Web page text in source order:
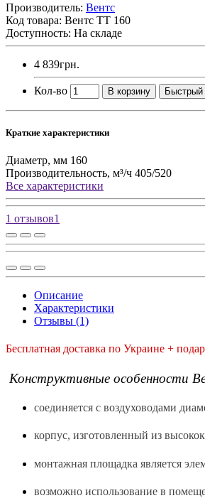
Производитель: Вентс
Код товара: Вентс ТТ 160
Доступность: На складе
4 839грн.
Кол-во В корзину Быстрый
Краткие характеристики
Диаметр, мм 160
Производительность, м³/ч 405/520
Все характеристики
1 отзывов1
Описание
Характеристики
Отзывы (1)
Бесплатная доставка по Украине +
Конструктивные особенности
соединяется с воздуховодами
корпус, изготовленный из
монтажная площадка является
возможно использование в